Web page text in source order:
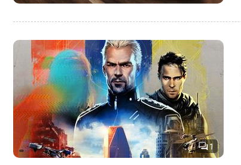
1